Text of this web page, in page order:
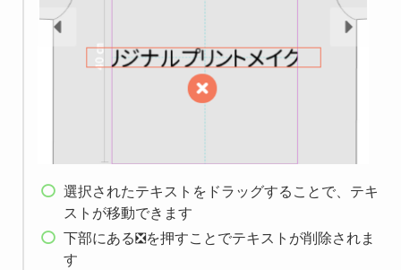
選択されたテキストをドラッグすることで、テキ
ストが移動できます
下部にある❎を押すことでテキストが削除されま
す